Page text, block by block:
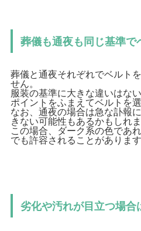
葬儀も通夜も同じ基準で
葬儀と通夜それぞれでベルト
せん。
服装の基準に大きな違いはな
ポイントをふまえてベルトを
なお、通夜の場合は急な訃報
きない可能性もあるかもしれ
この場合、ダーク系の色であ
でも許容されることがありま
劣化や汚れが目立つ場合